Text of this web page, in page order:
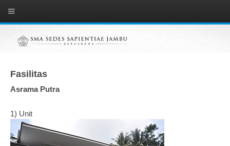
Fasilitas
Asrama Putra
1) Unit